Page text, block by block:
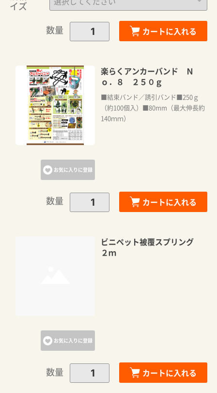
イズ
数量
カートに入れる
お気に入りに登録
楽らくアンカーバンド Ｎ
ｏ．８ ２５０ｇ
■結束バンド／誘引バンド■250ｇ
（約100個入）■80mm（最大伸長約
140ｍｍ）
数量 カートに入れる
お気に入りに登録
ビニペット被覆スプリング
２ｍ
数量 カートに入れる